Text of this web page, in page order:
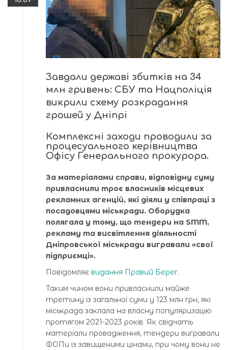
Завдали державі збитків на 34
млн гривень: СБУ та Нацполіція
викрили схему розкрадання
грошей у Дніпрі
Комплексні заходи проводили за
процесуального керівництва
Офісу Генерального прокурора.
За матеріалами справи, відповідну суму
привласнили троє власників місцевих
рекламних агенцій, які діяли у співпраці з
посадовцями міськради. Оборудка
полягала у тому, що тендери на SMM,
рекламу та висвітлення діяльності
Дніпровської міськради вигравали «свої
підприємці».
Повідомляє видання Правий Берег.
Таким чином вони привласнили майже
третину із загальної суми у 123 млн грн, які
міськрада заклала на власну популяризацію
протягом 2021-2023 років. Як свідчать
матеріали провадження, тендери вигравали
ФОПи із завищеними цінами, при чому вони не